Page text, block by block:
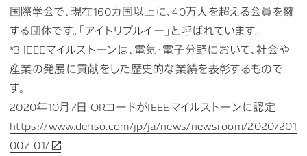
国際学会で、現在160カ国以上に、40万人を超える会員を擁
する団体です。「アイトリプルイー」と呼ばれています。
*3 IEEEマイルストーンは、電気・電子分野において、社会や
産業の発展に貢献をした歴史的な業績を表彰するもので
す。
2020年10月7日 QRコードがIEEEマイルストーンに認定
https://www.denso.com/jp/ja/news/newsroom/2020/201
007-01/